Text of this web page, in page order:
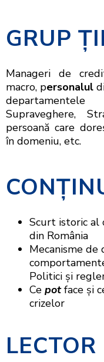
GRUP
Manageri de
macro, personalul
Supraveghere,
persoană care
în domeniu, etc.
Scurt istoric al
din România
Mecanisme de
Politici și
Ce potface și
crizelor
LECTOR